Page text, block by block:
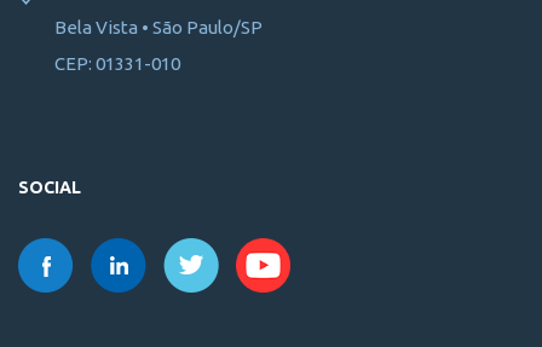
Bela Vista • São Paulo/SP
CEP: 01331-010
SOCIAL